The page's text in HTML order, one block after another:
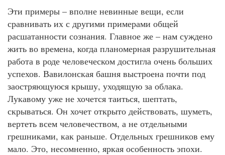
Эти примеры – вполне невинные вещи, если
сравнивать их с другими примерами общей
расшатанности сознания. Главное же – нам суждено
жить во времена, когда планомерная разрушительная
работа в роде человеческом достигла очень больших
успехов. Вавилонская башня выстроена почти под
заостряющуюся крышу, уходящую за облака.
Лукавому уже не хочется таиться, шептать,
скрываться. Он хочет открыто действовать, шуметь,
вертеть всем человечеством, а не отдельными
грешниками, как раньше. Отдельных грешников ему
мало. Это, несомненно, яркая особенность эпохи.